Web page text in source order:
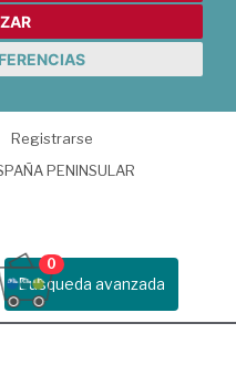
Registrarse
PENINSULAR
Busqueda avanzada
0